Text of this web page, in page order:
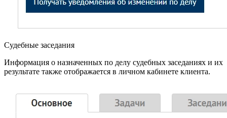
Судебные заседания
Информация о назначенных по делу судебных заседаниях и их
результате также отображается в личном кабинете клиента.